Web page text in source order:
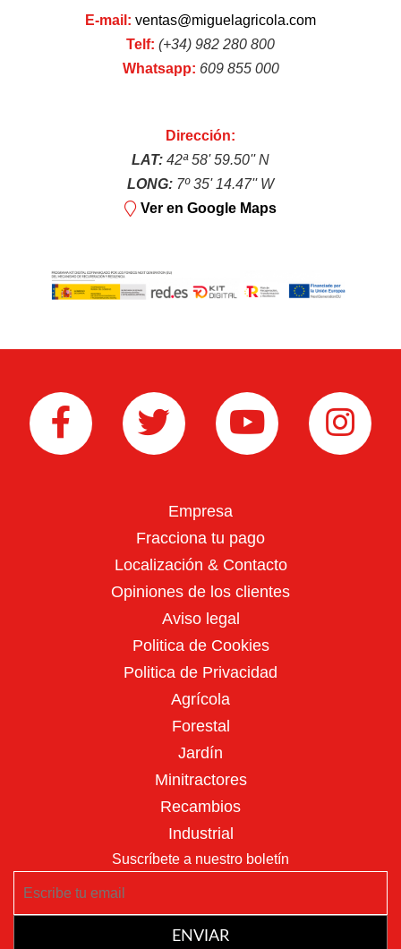
Desbrozadoras
Retroexcavadoras
Arranca patatas
E-mail: ventas@miguelagricola.com
Telf: (+34) 982 280 800
Whatsapp: 609 855 000
Dirección:
LAT: 42ª 58' 59.50'' N
LONG: 7º 35' 14.47'' W
Ver en Google Maps
Empresa
Fracciona tu pago
Localización & Contacto
Opiniones de los clientes
Aviso legal
Politica de Cookies
Politica de Privacidad
Agrícola
Forestal
Jardín
Minitractores
Recambios
Industrial
Suscríbete a nuestro boletín
ENVIAR